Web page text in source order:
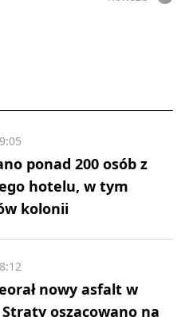
ponad 200 osób z
hotelu, w tym
kolonii
nowy asfalt w
oszacowano na